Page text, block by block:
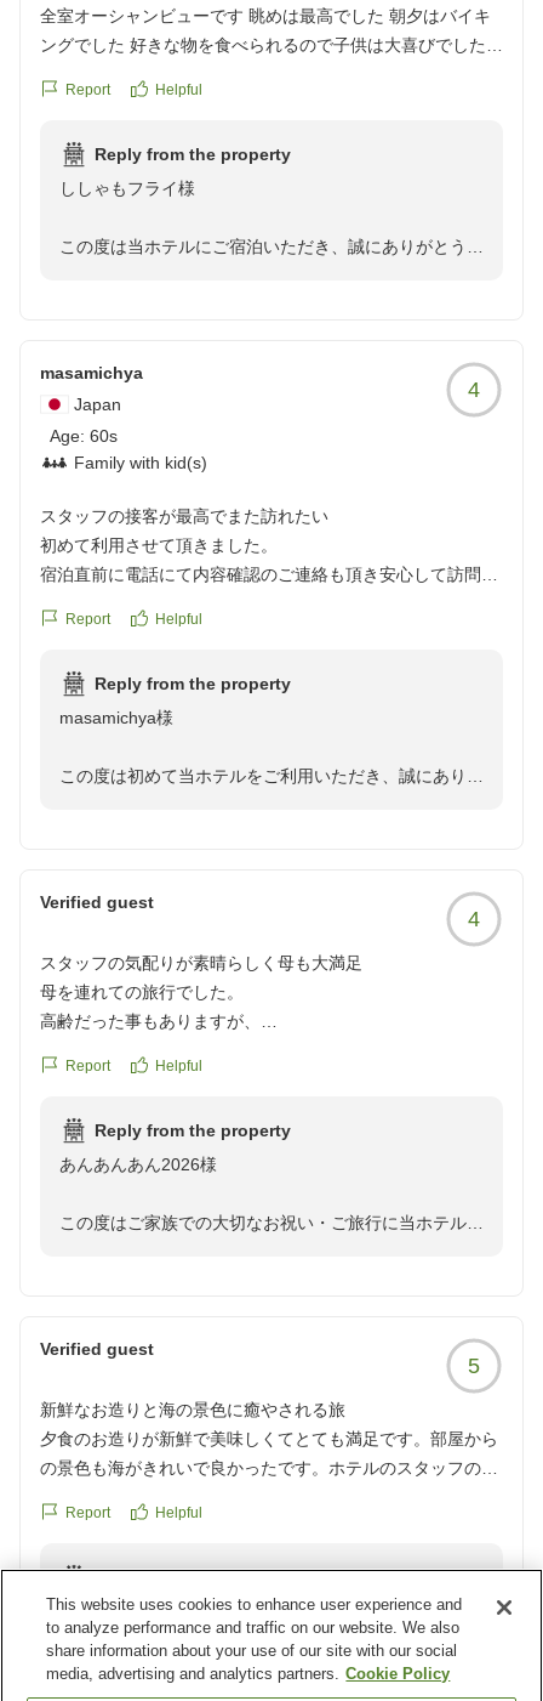
いただいたご指摘は早速現場スタッフおよび厨房責任者
なる強化に努めてまいります。
だけるよう工夫を重ねてまいります。
旅行大好き ファミリー様のまたのご来館を、スタッフ
一同心よりお待ち申し上げております。
全室オーシャンビューです 眺めは最高でした 朝夕はバイキ
ングでした 好きな物を食べられるので子供は大喜びでした
りました 機会があればまた利用したいです
https://review.travel.rakuten.co.jp/hotel/voice/67291?
reviewId=33123478321890
Report Helpful
Reply from the property
ししゃもフライ様
この度は当ホテルにご宿泊いただき、誠にありがとうご
したこと、重ねて御礼申し上げます。
全室オーシャンビューの客室からの眺望やお料理につき
まして、「最高」「大満足」とのお言葉を頂戴し、大変
朝夕のバイキングでお子様にもお喜びいただけたとのこ
と、皆様で楽しくお食事を召し上がっていただけたご様
す。
また、スタッフの対応につきましてもお褒めいただき、
深く感謝申し上げます。
これからもお越しいただくご家族の皆様に、快適で思い
ぜひまた皆様で美味しいお食事と海の景色を楽しみにい
らしてください。
ししゃもフライ様とご家族様のまたのご来館を、心より
お待ち申し上げております。
潮騒リゾート鴨川 スタッフ一同
masamichya
Japan
Age: 60s
Family with kid(s)
4
スタッフの接客が最高でまた訪れたい
初めて利用させて頂きました。
宿泊直前に電話にて内容確認のご連絡も頂き安心して訪問出
ホテル建物自体は若干古さを感じましたが、リフォームされ
特質するのは、スタッフ全員が非常に接客が良く、特に食事
時に接客して頂いた全てのスタッフに丁寧な接客をして頂き
のですみません)日本語は達者でフレンドリーが非常に強い
少し残念なのが、お風呂が狭く浅いのが残念でした。貸切半
露天風呂も利用させて頂きましたが、もう少し開放感がある
と良いと思いました。
しかし、泉質も良く気持ちの良いお風呂でした。
とにかく最近利用したホテルで最高の接客でした。機会があ
クチコミの詳細はこちらから
reviewId=33123478288869
Report Helpful
Reply from the property
masamichya様
この度は初めて当ホテルをご利用いただき、誠にありが
いただきましたこと、深く御礼申し上げます。
ご宿泊前の事前確認のお電話から、館内の清潔感、そし
てスタッフの接客に至るまで「最高の接客」とのお言葉
を頂戴し、大変光栄に思っております。
特にご夕食時に担当いたしました外国人スタッフへの温
スタッフにとって大きな励みと自信になっております。
した。
当ホテルの貸切半露天風呂につきましては、ご案内や予
約ページ等にも記載しております通り、プライベートな
空間で落ち着いてお湯をお楽しみいただく配慮を優先し
た構造となっております。
うよりは、天候に左右されず静かに温泉を堪能できるコ
ご不便をおかけした部分もあったかと存じますが、泉質
自体やお湯の気持ちよさを評価していただけましたこ
Verified guest
4
スタッフの気配りが素晴らしく母も大満足
母を連れての旅行でした。
高齢だった事もありますが、
聞いて下さったり、食事の提供も
何よりも、スタッフの方のホスピタリティが素晴らしかった
また機会があったら、訪問したいです!
Report Helpful
Reply from the property
あんあんあん2026様
この度はご家族での大切なお祝い・ご旅行に当ホテルを
したこと、重ねて御礼申し上げます。
お母様を連れてのご旅行とのこと、ご滞在中は快適にお
過ごしいただけたご様子を伺い、大変嬉しく拝読いたし
ました。
お食事の際のお席の温度管理やご提供のタイミングな
晴らしかった」「母も大満足」とのお言葉を頂戴し、接
客に携わったスタッフにとっても大きな励みと誇りにな
っております。
私どもにとりましても、お母様との大切なご旅行のお手
Verified guest
5
新鮮なお造りと海の景色に癒やされる旅
夕食のお造りが新鮮で美味しくてとても満足です。部屋から
の景色も海がきれいで良かったです。ホテルのスタッフの
した。
reviewId=33123478271701
Report Helpful
Reply from the property
ラガーマンくまさん様
この度は潮騒リゾート鴨川にご宿泊いただき、誠にあり
This website uses cookies to enhance user experience and
to analyze performance and traffic on our website. We also
share information about your use of our site with our social
media, advertising and analytics partners. Cookie Policy